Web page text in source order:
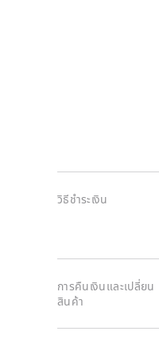
วิธีชำระเงิน
การคืนเงินและเปลี่ยน
สินค้า